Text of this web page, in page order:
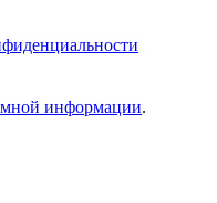
информации.